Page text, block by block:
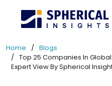
Home
Blogs
Top 25 Companies In
Expert View By Spherical